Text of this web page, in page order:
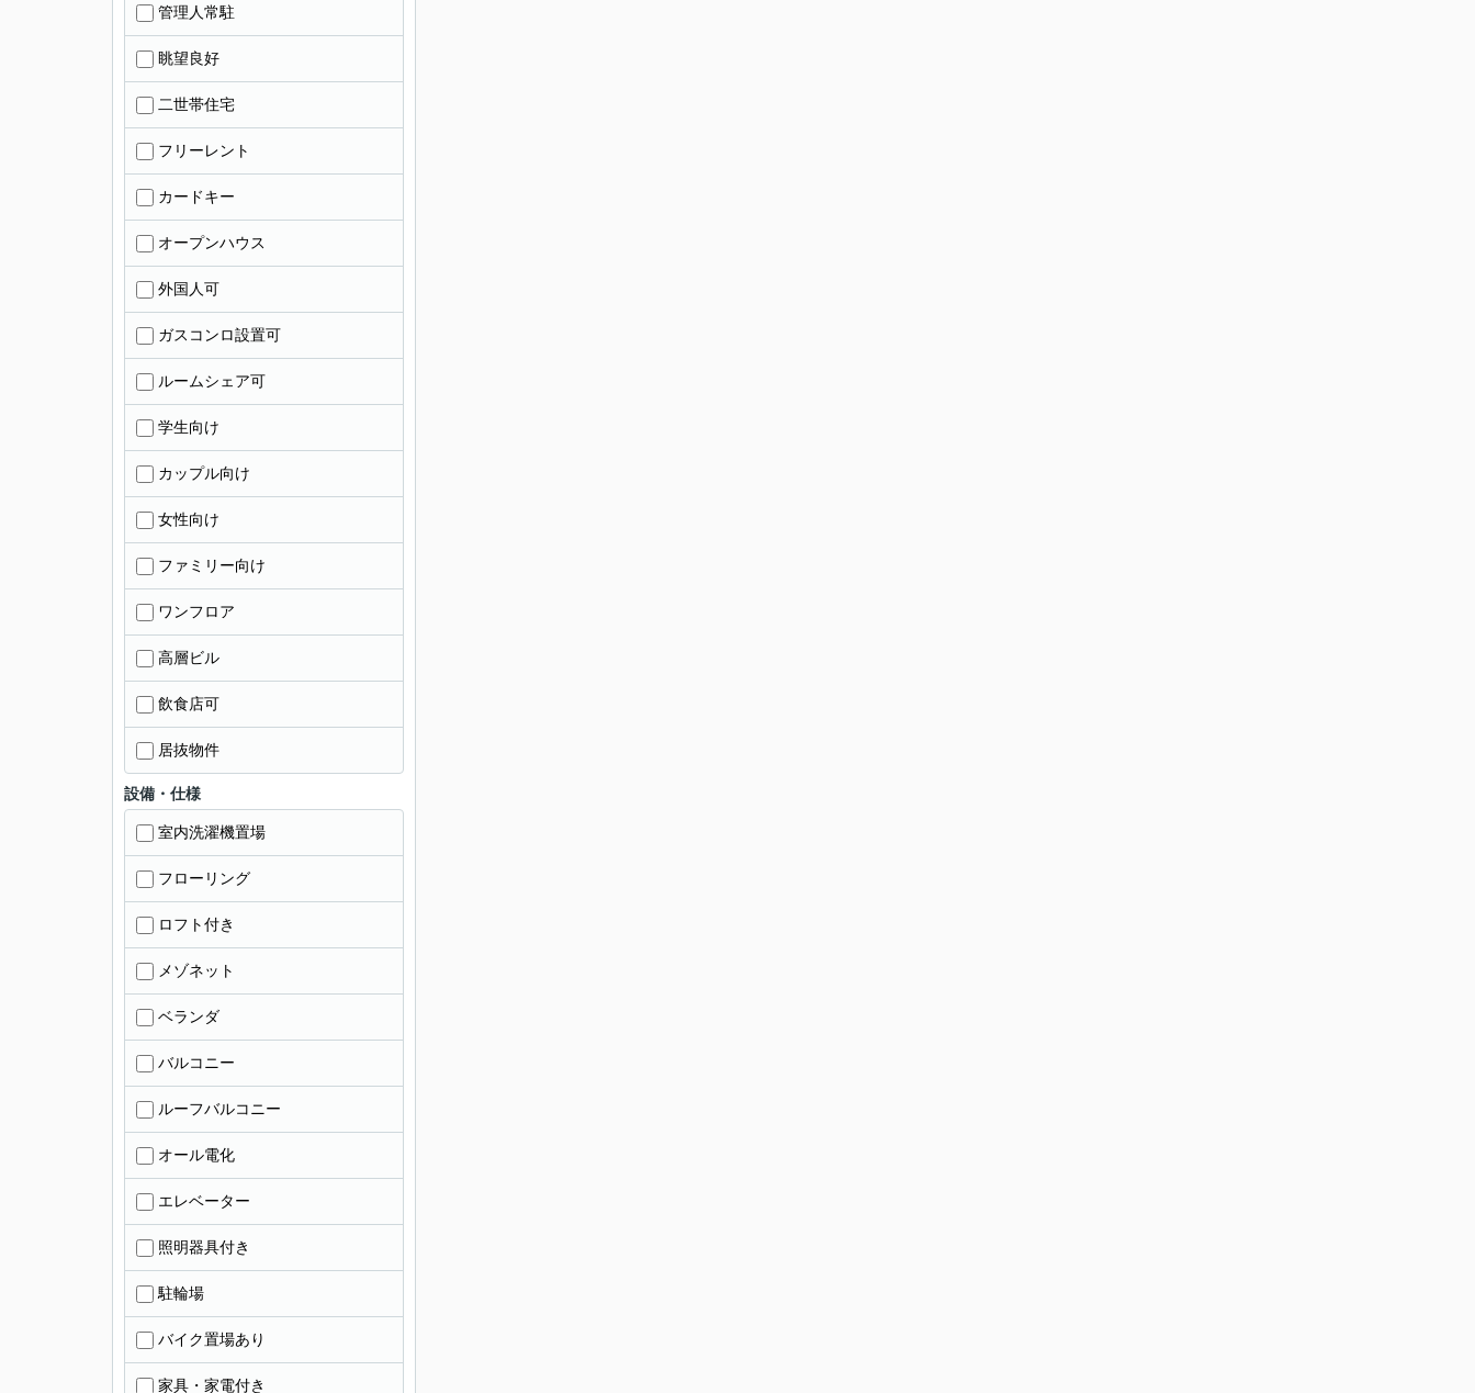
管理人常駐
眺望良好
二世帯住宅
フリーレント
カードキー
オープンハウス
外国人可
ガスコンロ設置可
ルームシェア可
学生向け
カップル向け
女性向け
ファミリー向け
ワンフロア
高層ビル
飲食店可
居抜物件
設備・仕様
室内洗濯機置場
フローリング
ロフト付き
メゾネット
ベランダ
バルコニー
ルーフバルコニー
オール電化
エレベーター
照明器具付き
駐輪場
バイク置場あり
家具・家電付き